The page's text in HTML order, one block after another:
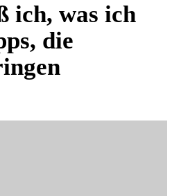
ich, was ich
die